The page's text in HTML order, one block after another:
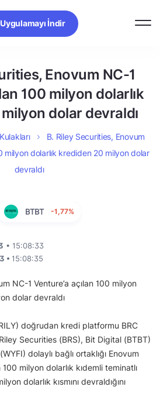
Uygulamayı İndir
Enovum NC-1
100 milyon dolarlık
dolar devraldı
B. Riley Securities, Enovum
milyon dolarlık krediden 20 milyon dolar
devraldı
BTBT -1,77%
• 15:08:33
• 15:08:35
NC-1 Venture’a açılan 100 milyon
dolar devraldı
doğrudan kredi platformu BRC
Securities (BRS), Bit Digital (BTBT)
dolaylı bağlı ortaklığı Enovum
milyon dolarlık kıdemli teminatlı
dolarlık kısmını devraldığını